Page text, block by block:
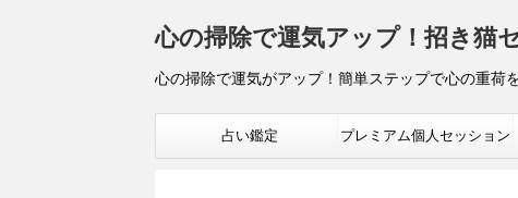
心の掃除で運気アップ！招き猫
心の掃除で運気がアップ！簡単ステップで心の重荷
占い鑑定 プレミアム個人セッション